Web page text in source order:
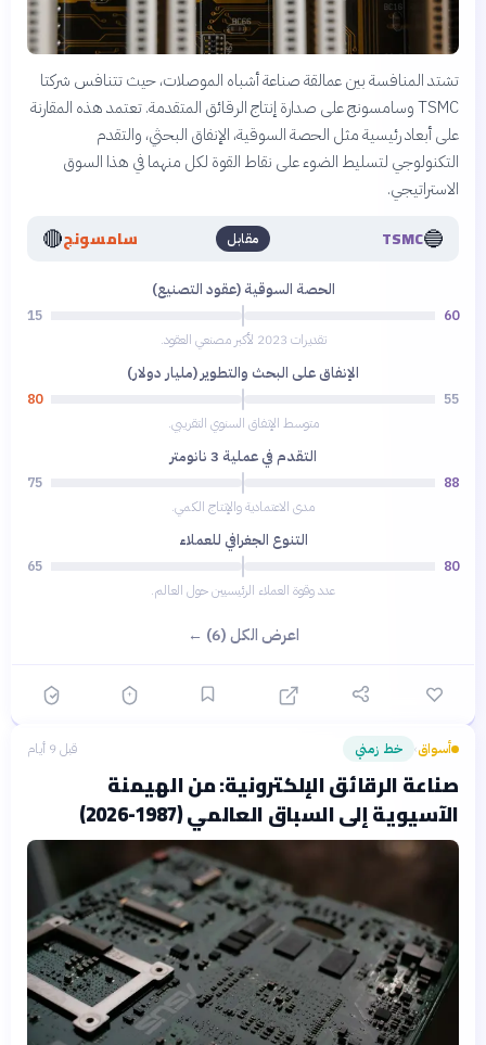
تشتد المنافسة بين عمالقة صناعة أشباه الموصلات، حيث تتنافس شركتا
TSMC وسامسونج على صدارة إنتاج الرقائق المتقدمة. تعتمد هذه المقارنة
على أبعاد رئيسية مثل الحصة السوقية، الإنفاق البحثي، والتقدم
التكنولوجي لتسليط الضوء على نقاط القوة لكل منهما في هذا السوق
الاستراتيجي.
🔵
TSMC مقابل سامسونج🔴
الحصة السوقية (عقود التصنيع)
60
15
تقديرات 2023 لأكبر مصنعي العقود.
الإنفاق على البحث والتطوير (مليار دولار)
55
80
متوسط الإنفاق السنوي التقريبي.
التقدم في عملية 3 نانومتر
88
75
مدى الاعتمادية والإنتاج الكمي.
التنوع الجغرافي للعملاء
80
65
عدد وقوة العملاء الرئيسيين حول العالم.
اعرض الكل (6) ←
أسواق› خط زمني قبل 9 أيام
صناعة الرقائق الإلكترونية: من الهيمنة
الآسيوية إلى السباق العالمي (1987-2026)